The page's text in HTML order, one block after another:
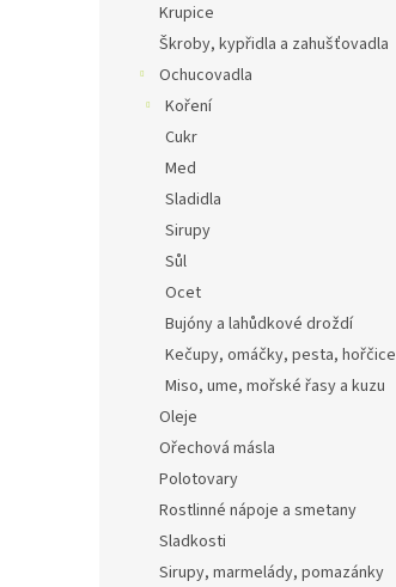
Krupice
Škroby, kypřidla a zahušťovadla
Ochucovadla
Koření
Cukr
Med
Sladidla
Sirupy
Sůl
Ocet
Bujóny a lahůdkové droždí
Kečupy, omáčky, pesta, hořčice
Miso, ume, mořské řasy a kuzu
Oleje
Ořechová másla
Polotovary
Rostlinné nápoje a smetany
Sladkosti
Sirupy, marmelády, pomazánky